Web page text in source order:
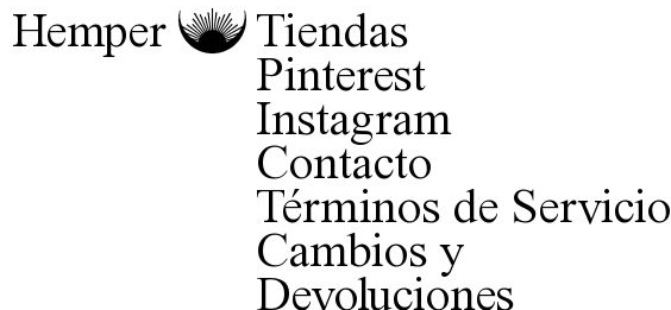
Hemper Tiendas
Pinterest
Instagram
Contacto
Términos de Servicio
Cambios y
Devoluciones